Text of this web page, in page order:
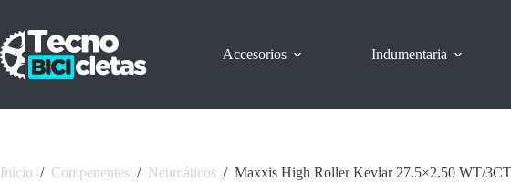
contenido
Accesorios
Indumentaria
Inicio / Compenentes / Neumáticos / Maxxis High Roller Kevlar 27.5×2.50 WT/